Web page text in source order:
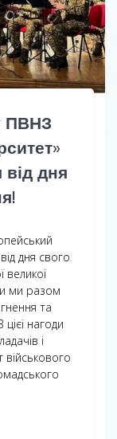
ПВНЗ
від дня
дня свого
великої
ми разом
та
нагоди
і
військового